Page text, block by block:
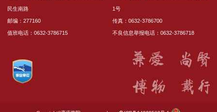
民生南路
邮编：277160
值班电话：0632-3786715
1号
传真：0632-3786700
不良信息举报电话：0632-3786718